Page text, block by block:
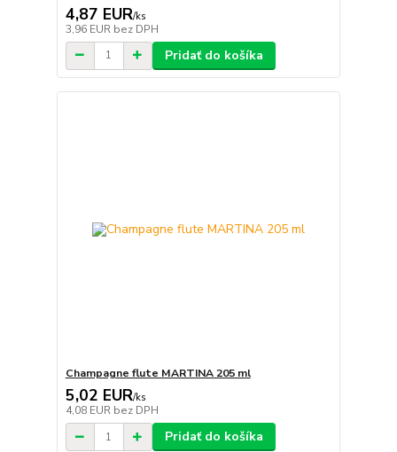
4,87 EUR/ks
3,96 EUR bez DPH
Pridať do košíka
Champagne flute MARTINA 205 ml
5,02 EUR/ks
4,08 EUR bez DPH
Pridať do košíka